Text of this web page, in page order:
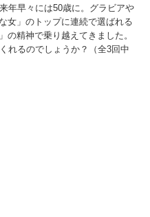
年早々には50歳に。グラビアや
女」のトップに連続で選ばれる
の精神で乗り越えてきました。
れるのでしょうか？（全3回中